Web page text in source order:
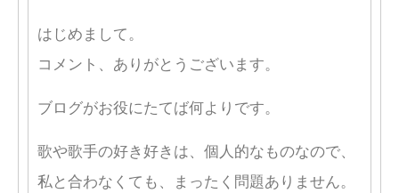
はじめまして。
コメント、ありがとうございます。
ブログがお役にたてば何よりです。
歌や歌手の好き好きは、個人的なものなので、
私と合わなくても、まったく問題ありません。